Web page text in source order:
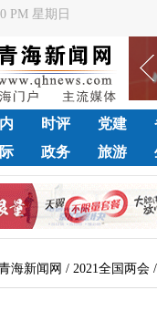
PM 星期日
时评 党建
政务 旅游
海新闻网 / 2021全国两会 /